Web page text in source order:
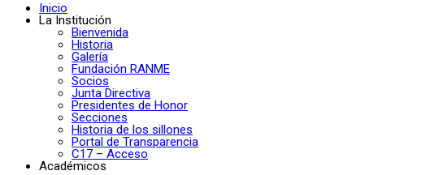
Inicio
La Institución
Bienvenida
Historia
Galería
Fundación RANME
Socios
Junta Directiva
Presidentes de Honor
Secciones
Historia de los sillones
Portal de Transparencia
C17 – Acceso
Académicos